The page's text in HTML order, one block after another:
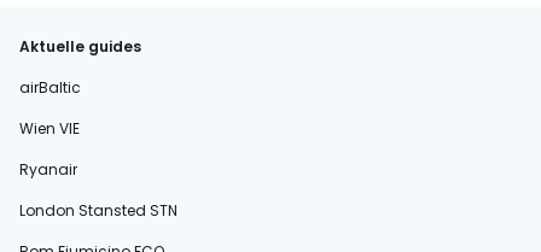
Aktuelle guides
airBaltic
Wien VIE
Ryanair
London Stansted STN